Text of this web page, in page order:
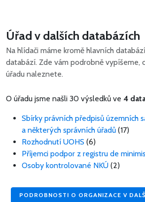
Úřad v dalších databázích
Na hlídači máme kromě hlavních
databází. Zde vám podrobně vypíšeme,
úřadu naleznete.
O úřadu jsme našli 30 výsledků ve 4
Sbírky právních předpisů územních
a některých správních úřadů (17)
Rozhodnutí UOHS (6)
Příjemci podpor z registru de minimis
Osoby kontrolované NKÚ (2)
PODROBNOSTI O ORGANIZACE V